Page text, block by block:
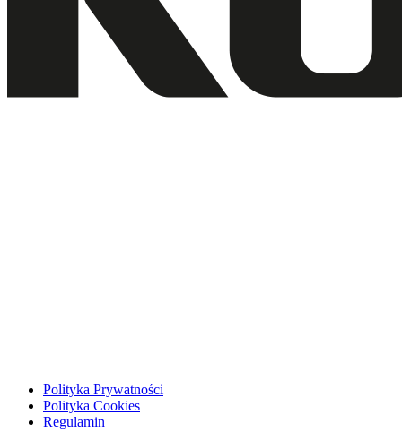
Polityka Prywatności
Polityka Cookies
Regulamin